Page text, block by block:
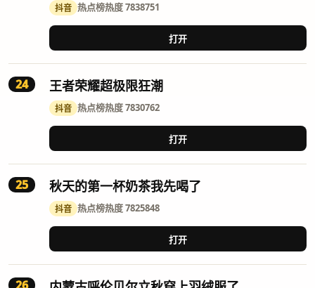
抖音 热点榜热度 7838751
打开
24 王者荣耀超极限狂潮
抖音 热点榜热度 7830762
打开
25 秋天的第一杯奶茶我先喝了
抖音 热点榜热度 7825848
打开